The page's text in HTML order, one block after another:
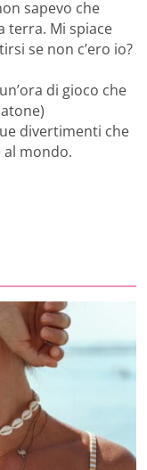
sapevo che
terra. Mi spiace
se non c’ero io?
di gioco che
divertimenti che
mondo.